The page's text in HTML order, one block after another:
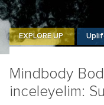
Mindbody
inceleyelim:
EXPLORE UP